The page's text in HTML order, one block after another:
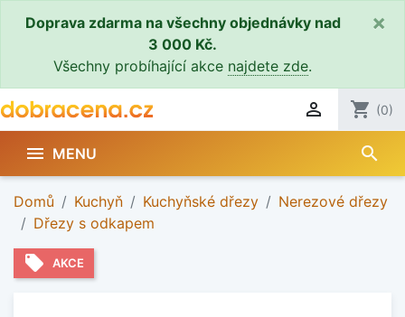
Doprava zdarma na všechny objednávky nad
3 000 Kč.
Všechny probíhající akce najdete zde.
×
 shopping_cart (0)
 MENU search
Domů Kuchyň Kuchyňské dřezy
Nerezové dřezy
Dřezy s odkapem
local_offer AKCE